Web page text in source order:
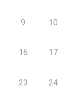
9 10
16 17
23 24